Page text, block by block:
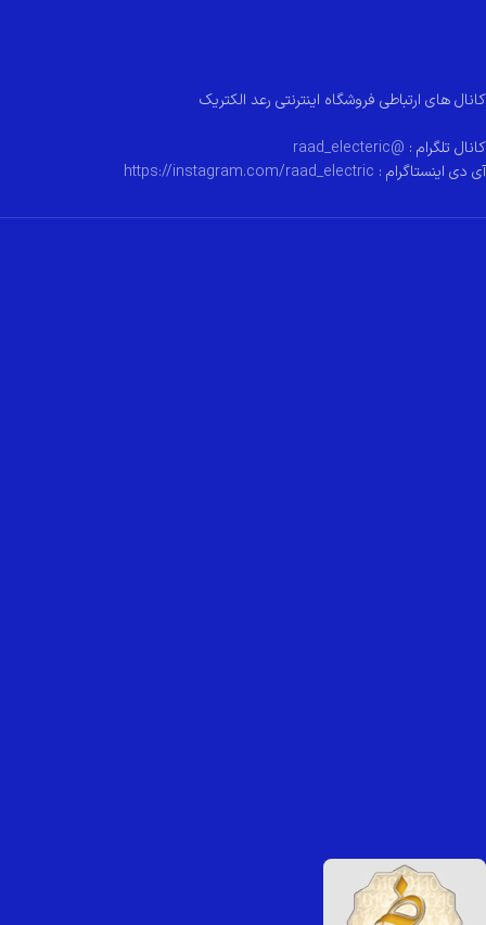
کانال های ارتباطی فروشگاه اینترنتی رعد الکتریک
کانال تلگرام : @raad_electeric
آی دی اینستاگرام : https://instagram.com/raad_electric